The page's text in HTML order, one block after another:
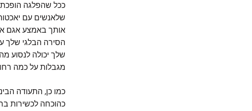
ככל שהפלגה הופכת
שלאנשים עם
אותך באמצע אגם או
הסירה הבלגי שלך
מגבלות על כמה